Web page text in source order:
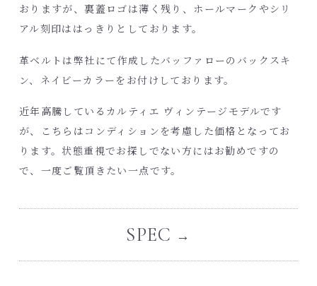
おりますが、裏蓋ロゴは薄く残り、ホールマークやシリ
アル刻印ははっきりとしております。
革ベルトは弊社にて作成したバッファローのバックスキ
ン、ネイビーカラーをお付けしております。
近年高騰しているカルティエ ヴィンテージモデルです
が、こちらはコンディションを考慮した価格となってお
ります。状態重視でお探しでない方にはお勧めですの
で、一度ご覧頂きたい一点です。
SPEC